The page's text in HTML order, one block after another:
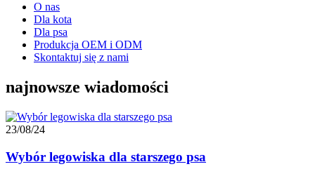
O nas
Dla kota
Dla psa
Produkcja OEM i ODM
Skontaktuj się z nami
najnowsze wiadomości
23/08/24
Wybór legowiska dla starszego psa